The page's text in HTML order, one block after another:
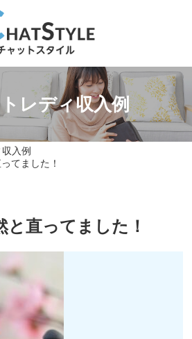
レディ収入例
入例
てました！
と直ってました！